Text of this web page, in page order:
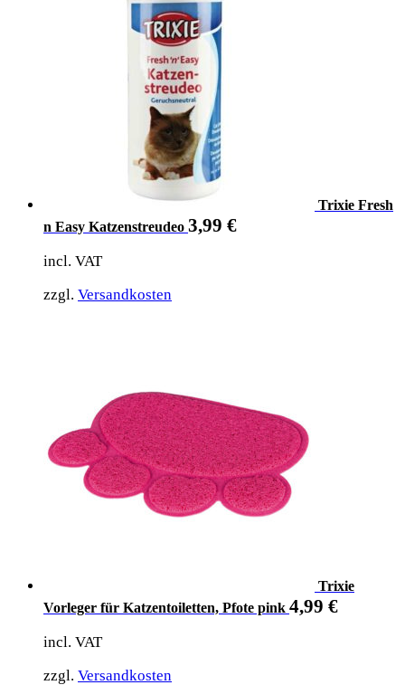
Trixie Fresh
n Easy Katzenstreudeo 3,99 €
incl. VAT
zzgl. Versandkosten
Trixie
Vorleger für Katzentoiletten, Pfote pink 4,99 €
incl. VAT
zzgl. Versandkosten